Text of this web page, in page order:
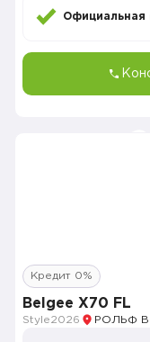
Официальная
Кредит 0%
Belgee X70 FL
Style2026 РОЛЬФ